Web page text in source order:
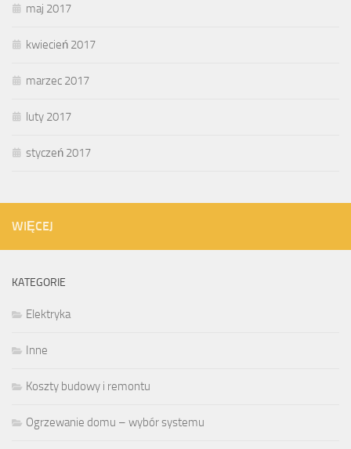
maj 2017
kwiecień 2017
marzec 2017
luty 2017
styczeń 2017
WIĘCEJ
KATEGORIE
Elektryka
Inne
Koszty budowy i remontu
Ogrzewanie domu – wybór systemu